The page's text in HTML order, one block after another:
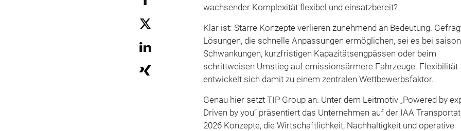
wachsender Komplexität flexibel und einsatzbereit?
Klar ist: Starre Konzepte verlieren zunehmend an Bedeutung.
Lösungen, die schnelle Anpassungen ermöglichen, sei es bei
Schwankungen, kurzfristigen Kapazitätsengpässen oder beim
schrittweisen Umstieg auf emissionsärmere Fahrzeuge. Flexibilität
entwickelt sich damit zu einem zentralen Wettbewerbsfaktor.
Genau hier setzt TIP Group an. Unter dem Leitmotiv „Powered by
Driven by you“ präsentiert das Unternehmen auf der IAA
2026 Konzepte, die Wirtschaftlichkeit, Nachhaltigkeit und operative